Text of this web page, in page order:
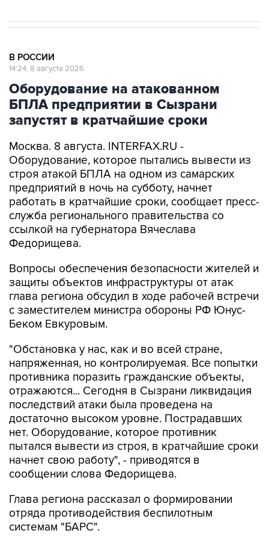
В РОССИИ
14:24, 8 августа 2026
Оборудование на атакованном
БПЛА предприятии в Сызрани
запустят в кратчайшие сроки
Москва. 8 августа. INTERFAX.RU -
Оборудование, которое пытались вывести из
строя атакой БПЛА на одном из самарских
предприятий в ночь на субботу, начнет
работать в кратчайшие сроки, сообщает пресс-
служба регионального правительства со
ссылкой на губернатора Вячеслава
Федорищева.
Вопросы обеспечения безопасности жителей и
защиты объектов инфраструктуры от атак
глава региона обсудил в ходе рабочей встречи
с заместителем министра обороны РФ Юнус-
Беком Евкуровым.
"Обстановка у нас, как и во всей стране,
напряженная, но контролируемая. Все попытки
противника поразить гражданские объекты,
отражаются... Сегодня в Сызрани ликвидация
последствий атаки была проведена на
достаточно высоком уровне. Пострадавших
нет. Оборудование, которое противник
пытался вывести из строя, в кратчайшие сроки
начнет свою работу", - приводятся в
сообщении слова Федорищева.
Глава региона рассказал о формировании
отряда противодействия беспилотным
системам "БАРС".